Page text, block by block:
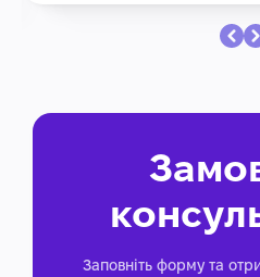
Заповніть форму та